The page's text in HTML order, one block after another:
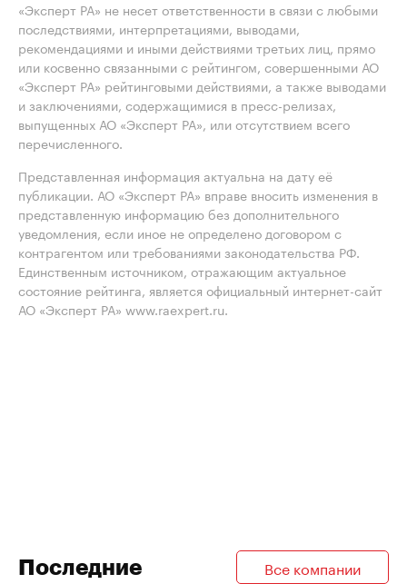
«Эксперт РА» не несет ответственности в связи с любыми
последствиями, интерпретациями, выводами,
рекомендациями и иными действиями третьих лиц, прямо
или косвенно связанными с рейтингом, совершенными АО
«Эксперт РА» рейтинговыми действиями, а также выводами
и заключениями, содержащимися в пресс-релизах,
выпущенных АО «Эксперт РА», или отсутствием всего
перечисленного.
Представленная информация актуальна на дату её
публикации. АО «Эксперт РА» вправе вносить изменения в
представленную информацию без дополнительного
уведомления, если иное не определено договором с
контрагентом или требованиями законодательства РФ.
Единственным источником, отражающим актуальное
состояние рейтинга, является официальный интернет-сайт
АО «Эксперт РА» www.raexpert.ru.
Последние
Все компании